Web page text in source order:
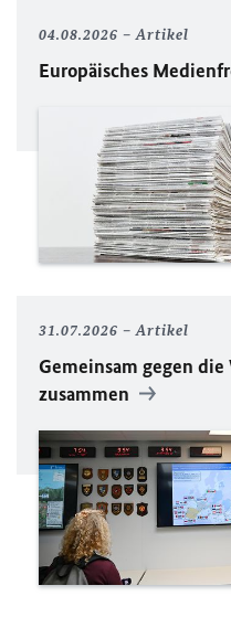
04.08.2026 Artikel
Europäisches
31.07.2026 Artikel
Gemeinsam gegen
zusammen